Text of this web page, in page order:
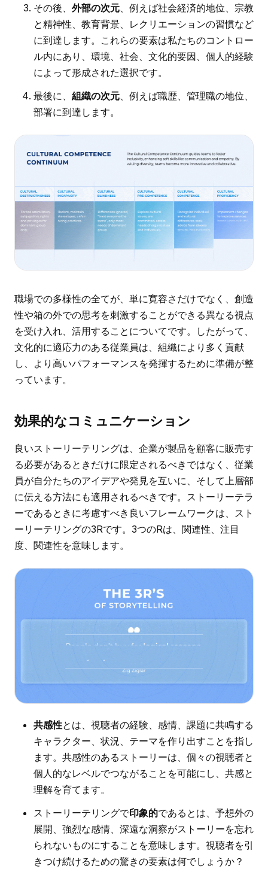
その後、 外部の次元、例えば社会経済的地位、宗教
と精神性、教育背景、レクリエーションの習慣など
に到達します。これらの要素は私たちのコントロー
ル内にあり、環境、社会、文化的要因、個人的経験
によって形成された選択です。
最後に、 組織の次元、例えば職歴、管理職の地位、
部署に到達します。
職場での多様性の全てが、単に寛容さだけでなく、創造
性や箱の外での思考を刺激することができる異なる視点
を受け入れ、活用することについてです。したがって、
文化的に適応力のある従業員は、組織により多く貢献
し、より高いパフォーマンスを発揮するために準備が整
っています。
効果的なコミュニケーション
良いストーリーテリングは、企業が製品を顧客に販売す
る必要があるときだけに限定されるべきではなく、従業
員が自分たちのアイデアや発見を互いに、そして上層部
に伝える方法にも適用されるべきです。ストーリーテラ
ーであるときに考慮すべき良いフレームワークは、スト
ーリーテリングの3Rです。3つのRは、関連性、注目
度、関連性を意味します。
共感性とは、視聴者の経験、感情、課題に共鳴する
キャラクター、状況、テーマを作り出すことを指し
ます。共感性のあるストーリーは、個々の視聴者と
個人的なレベルでつながることを可能にし、共感と
理解を育てます。
ストーリーテリングで印象的であるとは、予想外の
展開、強烈な感情、深遠な洞察がストーリーを忘れ
られないものにすることを意味します。視聴者を引
きつけ続けるための驚きの要素は何でしょうか？